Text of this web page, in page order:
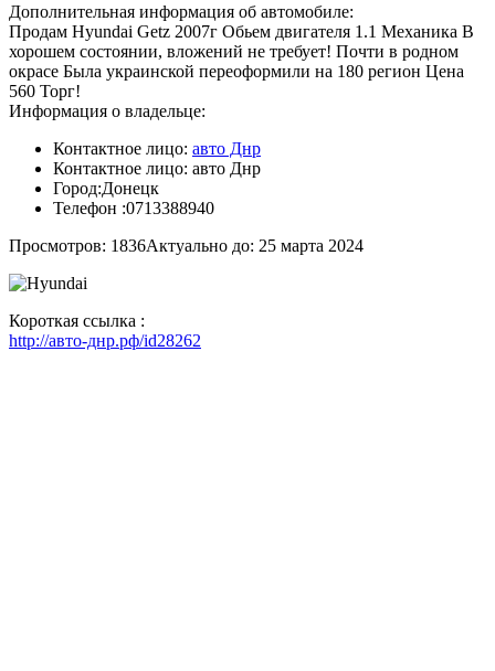
Дополнительная информация об автомобиле:
Продам Hyundai Getz 2007г Обьем двигателя 1.1 Механика В
хорошем состоянии, вложений не требует! Почти в родном
окрасе Была украинской переоформили на 180 регион Цена
560 Торг!
Информация о владельце:
Контактное лицо: авто Днр
Контактное лицо: авто Днр
Город:Донецк
Телефон :0713388940
Просмотров: 1836Актуально до: 25 марта 2024
Короткая ссылка :
http://авто-днр.рф/id28262